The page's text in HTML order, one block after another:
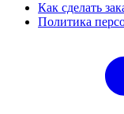
Как сделать
Политика